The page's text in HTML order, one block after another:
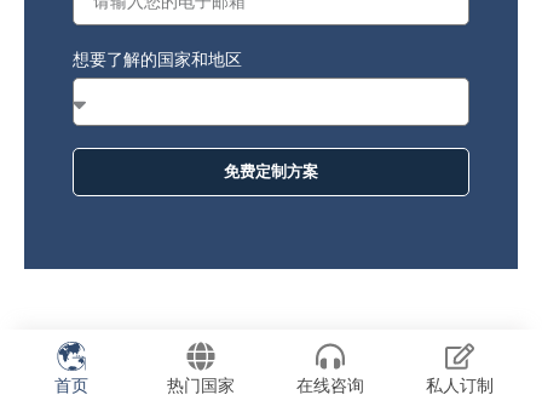
想要了解的国家和地区
免费定制方案
首页 热门国家 在线咨询 私人订制